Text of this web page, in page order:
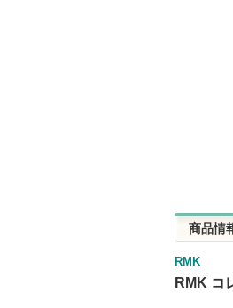
商品情
RMK
RMK コ